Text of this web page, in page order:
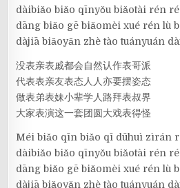
dàibiǎo biǎo qīnyǒu biǎotài rén
dāng biǎo gē biǎomèi xué rén lù
dàjiā biǎoyǎn zhè tào tuányuán
没表亲表戚都会自然认作表哥派
代表表亲友表态人人亦要摆姿态
做表弟表妹小辈学人路拜表叔界
大家表演这一套团圆大戏表得怪
Méi biǎo qīn biǎo qī dūhuì zìrán
dàibiǎo biǎo qīnyǒu biǎotài rén
dāng biǎo gē biǎomèi xué rén lù
dàjiā biǎoyǎn zhè tào tuányuán